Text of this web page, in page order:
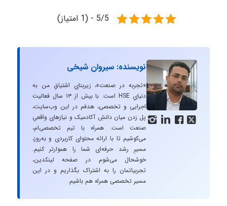
5/5 - (1 امتیاز)
   
نویسنده: سیروان شیخی
«تجربه در صنعت»، زیربنایِ اشتیاقِ من به
دنیایِ HSE است. با بیش از ۱۳ سال فعالیت
اجرایی و تخصصی، هدفم در این وب‌سایت،
پل زدن میان دانشِ آکادمیک و نیازهای واقعیِ
صنعت است. همراه با تیم تخصصی‌ام،
می‌کوشیم تا با ارائه محتوای کاربردی و به‌روز،
مسیرِ رشد حرفه‌ای شما را هموارتر کنیم.
خوشحال می‌شوم در صفحه لینکدین،
تجربیاتمان را به اشتراک بگذاریم و در این
مسیر تخصصی همراه هم باشیم.